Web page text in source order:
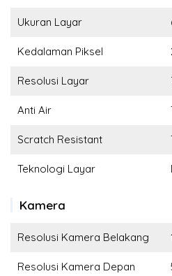
Ukuran Layar
Kedalaman Piksel
Resolusi Layar
Anti Air
Scratch Resistant
Teknologi Layar
Kamera
Resolusi Kamera Belakang
Resolusi Kamera Depan